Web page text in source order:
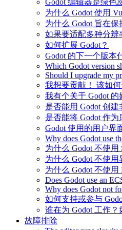
Godot 编辑器是绿色
为什么 Godot 使用
为什么 Godot 旨在
如果要适配多种分辨
如何扩展 Godot？
Godot 的下一个版本
Which Godot version
Should I upgrade my
我想要贡献！ 该如何
我有个关于 Godot
是否能用 Godot 创建
是否能将 Godot 作为
Godot 使用的用户界
Why does Godot use
为什么 Godot 不使
为什么 Godot 不使用
为什么 Godot 不使用
Does Godot use an
Why does Godot not
如何支持或参与
谁在为 Godot 工作？
故障排除